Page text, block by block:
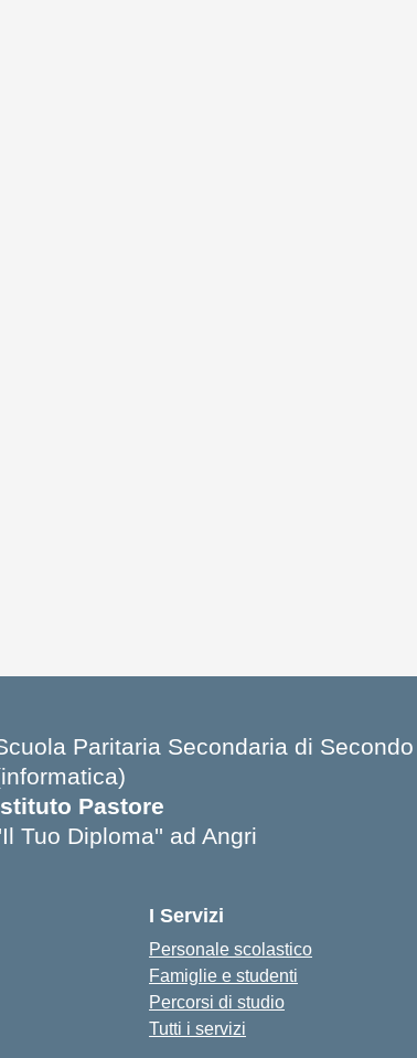
Paritaria Secondaria di
Pastore
Tuo Diploma'' ad Angri
I Servizi
Personale scolastico
Famiglie e studenti
Percorsi di studio
Tutti i servizi